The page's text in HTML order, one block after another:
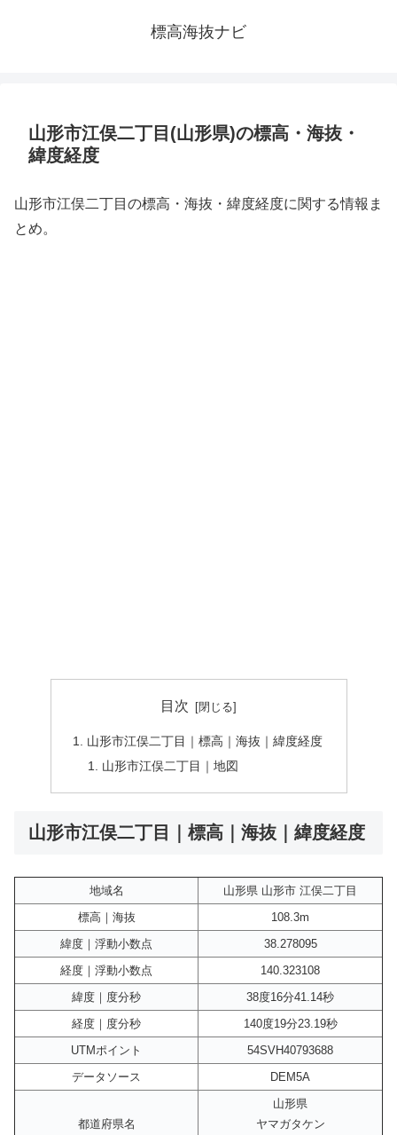
標高海抜ナビ
山形市江俣二丁目(山形県)の標高・海抜・
緯度経度
山形市江俣二丁目の標高・海抜・緯度経度に関する情報ま
とめ。
目次
山形市江俣二丁目｜標高｜海抜｜緯度経度
山形市江俣二丁目｜地図
山形市江俣二丁目｜標高｜海抜｜緯度経度
地域名
山形県 山形市 江俣二丁目
標高｜海抜
108.3m
緯度｜浮動小数点
38.278095
経度｜浮動小数点
140.323108
緯度｜度分秒
38度16分41.14秒
経度｜度分秒
140度19分23.19秒
UTMポイント
54SVH40793688
データソース
DEM5A
都道府県名
山形県
ヤマガタケン